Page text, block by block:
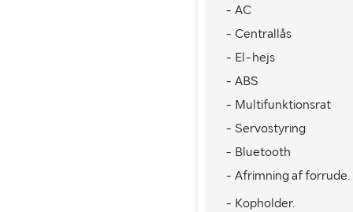
MÅL OG VÆGT:
(kg)
Bredde (mm)
Lastrummets længde (mm)
- AC
- Centrallås
- El-hejs
- ABS
- Multifunktionsrat
- Servostyring
- Bluetooth
- Afrimning af forrude.
- Kopholder.